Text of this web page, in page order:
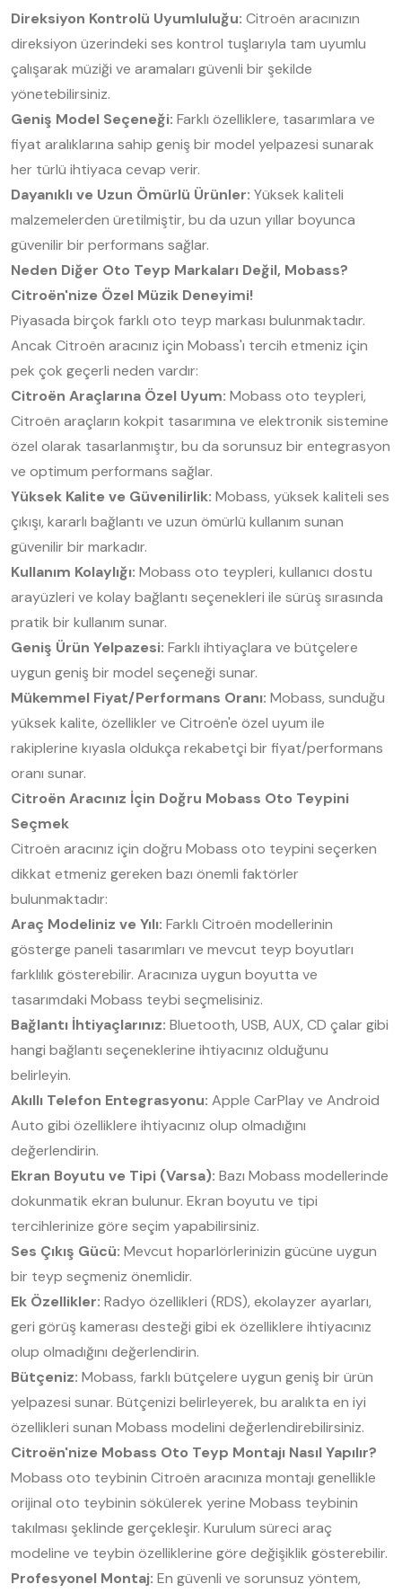
Direksiyon Kontrolü Uyumluluğu: Citroën aracınızın
direksiyon üzerindeki ses kontrol tuşlarıyla tam uyumlu
çalışarak müziği ve aramaları güvenli bir şekilde
yönetebilirsiniz.
Geniş Model Seçeneği: Farklı özelliklere, tasarımlara ve
fiyat aralıklarına sahip geniş bir model yelpazesi sunarak
her türlü ihtiyaca cevap verir.
Dayanıklı ve Uzun Ömürlü Ürünler: Yüksek kaliteli
malzemelerden üretilmiştir, bu da uzun yıllar boyunca
güvenilir bir performans sağlar.
Neden Diğer Oto Teyp Markaları Değil, Mobass?
Citroën'nize Özel Müzik Deneyimi!
Piyasada birçok farklı oto teyp markası bulunmaktadır.
Ancak Citroën aracınız için Mobass'ı tercih etmeniz için
pek çok geçerli neden vardır:
Citroën Araçlarına Özel Uyum: Mobass oto teypleri,
Citroën araçların kokpit tasarımına ve elektronik sistemine
özel olarak tasarlanmıştır, bu da sorunsuz bir entegrasyon
ve optimum performans sağlar.
Yüksek Kalite ve Güvenilirlik: Mobass, yüksek kaliteli ses
çıkışı, kararlı bağlantı ve uzun ömürlü kullanım sunan
güvenilir bir markadır.
Kullanım Kolaylığı: Mobass oto teypleri, kullanıcı dostu
arayüzleri ve kolay bağlantı seçenekleri ile sürüş sırasında
pratik bir kullanım sunar.
Geniş Ürün Yelpazesi: Farklı ihtiyaçlara ve bütçelere
uygun geniş bir model seçeneği sunar.
Mükemmel Fiyat/Performans Oranı: Mobass, sunduğu
yüksek kalite, özellikler ve Citroën'e özel uyum ile
rakiplerine kıyasla oldukça rekabetçi bir fiyat/performans
oranı sunar.
Citroën Aracınız İçin Doğru Mobass Oto Teypini
Seçmek
Citroën aracınız için doğru Mobass oto teypini seçerken
dikkat etmeniz gereken bazı önemli faktörler
bulunmaktadır:
Araç Modeliniz ve Yılı: Farklı Citroën modellerinin
gösterge paneli tasarımları ve mevcut teyp boyutları
farklılık gösterebilir. Aracınıza uygun boyutta ve
tasarımdaki Mobass teybi seçmelisiniz.
Bağlantı İhtiyaçlarınız: Bluetooth, USB, AUX, CD çalar gibi
hangi bağlantı seçeneklerine ihtiyacınız olduğunu
belirleyin.
Akıllı Telefon Entegrasyonu: Apple CarPlay ve Android
Auto gibi özelliklere ihtiyacınız olup olmadığını
değerlendirin.
Ekran Boyutu ve Tipi (Varsa): Bazı Mobass modellerinde
dokunmatik ekran bulunur. Ekran boyutu ve tipi
tercihlerinize göre seçim yapabilirsiniz.
Ses Çıkış Gücü: Mevcut hoparlörlerinizin gücüne uygun
bir teyp seçmeniz önemlidir.
Ek Özellikler: Radyo özellikleri (RDS), ekolayzer ayarları,
geri görüş kamerası desteği gibi ek özelliklere ihtiyacınız
olup olmadığını değerlendirin.
Bütçeniz: Mobass, farklı bütçelere uygun geniş bir ürün
yelpazesi sunar. Bütçenizi belirleyerek, bu aralıkta en iyi
özellikleri sunan Mobass modelini değerlendirebilirsiniz.
Citroën'nize Mobass Oto Teyp Montajı Nasıl Yapılır?
Mobass oto teybinin Citroën aracınıza montajı genellikle
orijinal oto teybinin sökülerek yerine Mobass teybinin
takılması şeklinde gerçekleşir. Kurulum süreci araç
modeline ve teybin özelliklerine göre değişiklik gösterebilir.
Profesyonel Montaj: En güvenli ve sorunsuz yöntem,